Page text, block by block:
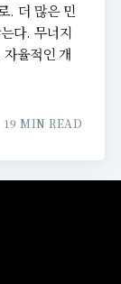
. 더 많은 민
다. 무너지
율적인 개
19 MIN READ